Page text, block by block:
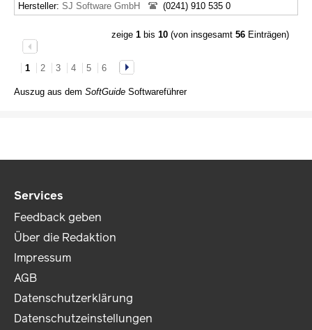
Hersteller: SJ Software GmbH (0241) 910 535 0
zeige 1bis 10(von insgesamt 56Einträgen)
1 2 3 4 5 6
Auszug aus dem SoftGuide Softwareführer
Services
Feedback geben
Über die Redaktion
Impressum
AGB
Datenschutzerklärung
Datenschutzeinstellungen